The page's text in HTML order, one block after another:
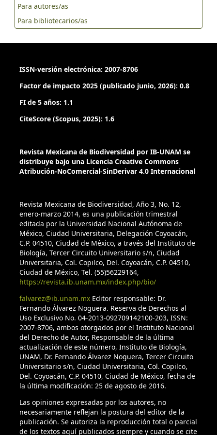
Howden, H. F. y Gill, B. D. (1993). Mesoamerican
groups (Coleoptera: Scarabaeidae). The Canadian
Scarabaeinae: Taxonomy, distribution, and habits
(Coleoptera, Scarabaeidae). Contributions of the American
INEGI. (2019). Instituto Nacional de Geografía y Estadística.
Joaqui, T., Moctezuma, V., Sánchez-Huerta, J. L. y Escobar, F.
(2019). The Onthophagus fuscus (Coleoptera: Scarabaeidae)
https://doi.org/10.11646/zootaxa.4555.2.1
Kohlmann, B. y Solís, A. (2001). El género Onthophagus
(Coleoptera: Scarabaeidae) en Costa Rica. Giornale Italiano
di Entomologia, 9, 159–261.
Kohlmann, B. y Solís, A. (2012). New species and
revalidations of scarab beetles (Coleoptera: Geotrupidae:
Athyreini and Coleoptera: Scarabaeidae: Scarabaeinae) from
Costa Rica and Panama. Zootaxa, 3193, 28–52.
http://dx.doi.org/10.11646/zootaxa.3193.1.2
Martin-Piera, F. y Zunino, M. (1985). Taxonomie et
biogéographie des Onthophagus du <>. I. (Coleoptera,
Scarabaeoidea). Nouvelle Revue d'Entomologie (Nouvelle
Série), 2, 241–250.
Martin-Piera, F. y Zunino, M. (1986). Analisi sistematica,
filogenetica e biogeografica del sottogenere
Paleonthophagus Zunino, 1979 (Coleoptera, Scarabaeidae:
genere Onthophagus): il grupo ovatus. Bolletino del Museo
Para autores/as
Para bibliotecarios/as
ISSN-versión electrónica: 2007-8706
Factor de impacto 2025 (publicado junio, 2026): 0.8
FI de 5 años: 1.1
CiteScore (Scopus, 2025): 1.6
Revista Mexicana de Biodiversidad por IB-UNAM se
distribuye bajo una Licencia Creative Commons
Atribución-NoComercial-SinDerivar 4.0 Internacional
Revista Mexicana de Biodiversidad, Año 3, No. 12,
enero-marzo 2014, es una publicación trimestral
editada por la Universidad Nacional Autónoma de
México, Ciudad Universitaria, Delegación Coyoacán,
C.P. 04510, Ciudad de México, a través del Instituto de
Biología, Tercer Circuito Universitario s/n, Ciudad
Universitaria, Col. Copilco, Del. Coyoacán, C.P. 04510,
Ciudad de México, Tel. (55)56229164,
https://revista.ib.unam.mx/index.php/bio/
falvarez@ib.unam.mxEditor responsable: Dr.
Fernando Álvarez Noguera. Reserva de Derechos al
Uso Exclusivo No. 04-2013-092709142100-203, ISSN:
2007-8706, ambos otorgados por el Instituto Nacional
del Derecho de Autor, Responsable de la última
actualización de este número, Instituto de Biología,
UNAM, Dr. Fernando Álvarez Noguera, Tercer Circuito
Universitario s/n, Ciudad Universitaria, Col. Copilco,
Del. Coyoacán, C.P. 04510, Ciudad de México, fecha de
la última modificación: 25 de agosto de 2016.
Las opiniones expresadas por los autores, no
necesariamente reflejan la postura del editor de la
publicación. Se autoriza la reproducción total o parcial
de los textos aquí publicados siempre y cuando se cite